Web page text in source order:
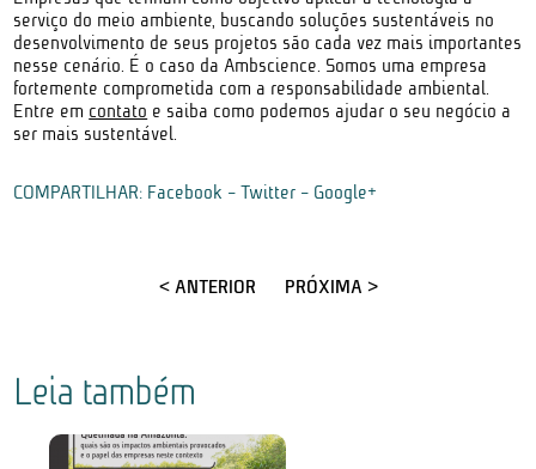
serviço do meio ambiente, buscando soluções sustentáveis no
desenvolvimento de seus projetos são cada vez mais importantes
nesse cenário. É o caso da Ambscience. Somos uma empresa
fortemente comprometida com a responsabilidade ambiental.
Entre em contato e saiba como podemos ajudar o seu negócio a
ser mais sustentável.
COMPARTILHAR: Facebook -Twitter - Google+
< ANTERIOR PRÓXIMA >
Leia também